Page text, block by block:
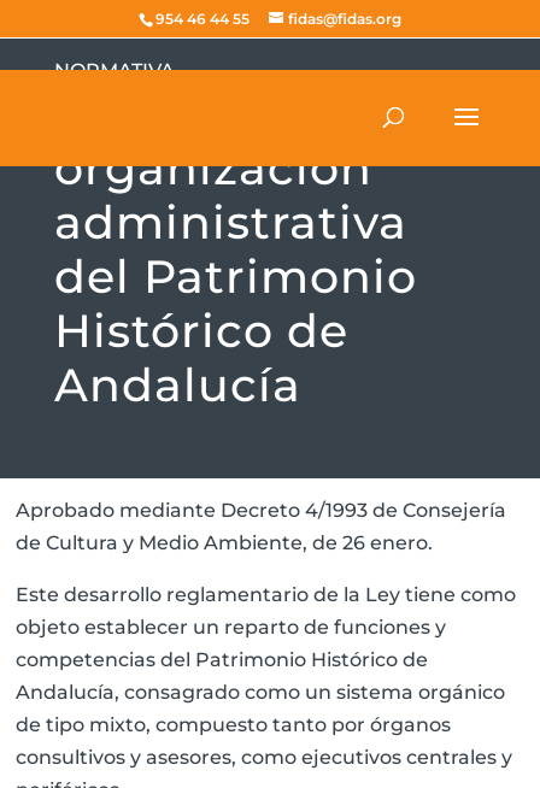
954 46 44 55 fidas@fidas.org
NORMATIVA
Reglamento de
organización
administrativa
del Patrimonio
Histórico de
Andalucía
Aprobado mediante Decreto 4/1993 de Consejería
de Cultura y Medio Ambiente, de 26 enero.
Este desarrollo reglamentario de la Ley tiene como
objeto establecer un reparto de funciones y
competencias del Patrimonio Histórico de
Andalucía, consagrado como un sistema orgánico
de tipo mixto, compuesto tanto por órganos
consultivos y asesores, como ejecutivos centrales y